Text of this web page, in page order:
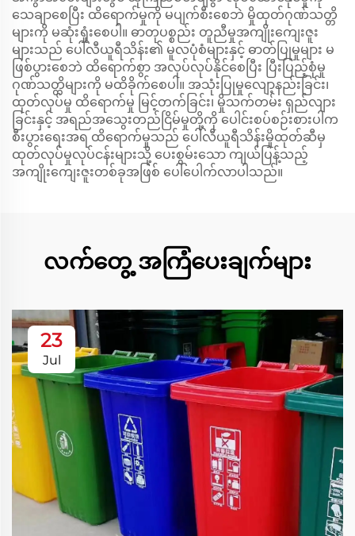
သေချာစေပြီး ထိရောက်မှုကို မပျက်စီးစေဘဲ မှိုထုတ်ဂုဏ်သတ္တိ
များကို မဆုံးရှုံးစေပါ။ ဓာတုပစ္စည်း တူညီမှုအကျိုးကျေးဇူး
များသည် ပေါ်လီယူရီသိန်း၏ မူလပုံစံများနှင့် ဓာတ်ပြုမှုများ မ
ဖြစ်ပွားစေဘဲ ထိရောက်စွာ အလုပ်လုပ်နိုင်စေပြီး ပြီးပြည့်စုံမှု
ဂုဏ်သတ္တိများကို မထိခိုက်စေပါ။ အသုံးပြုမှုလျော့နည်းခြင်း၊
ထုတ်လုပ်မှု ထိရောက်မှု မြင့်တက်ခြင်း၊ မှိုသက်တမ်း ရှည်လျား
ခြင်းနှင့် အရည်အသွေးတည်ငြိမ်မှုတို့ကို ပေါင်းစပ်စဉ်းစားပါက
စီးပွားရေးအရ ထိရောက်မှုသည် ပေါ်လီယူရီသိန်းမှိုထုတ်ဆီမှ
ထုတ်လုပ်မှုလုပ်ငန်းများသို့ ပေးစွမ်းသော ကျယ်ပြန့်သည့်
အကျိုးကျေးဇူးတစ်ခုအဖြစ် ပေါ်ပေါက်လာပါသည်။
လက်တွေ့ အကြံပေးချက်များ
23
Jul